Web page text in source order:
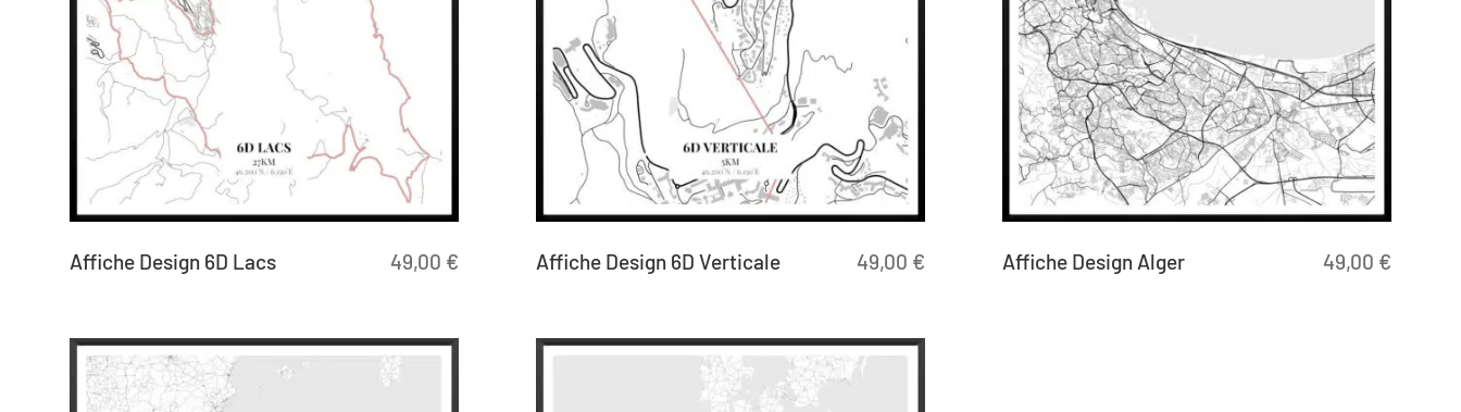
49,00 €
Affiche Design 6D Lacs 49,00 €
Affiche Design 6D Verticale 49,00 €
Affiche Design Alger